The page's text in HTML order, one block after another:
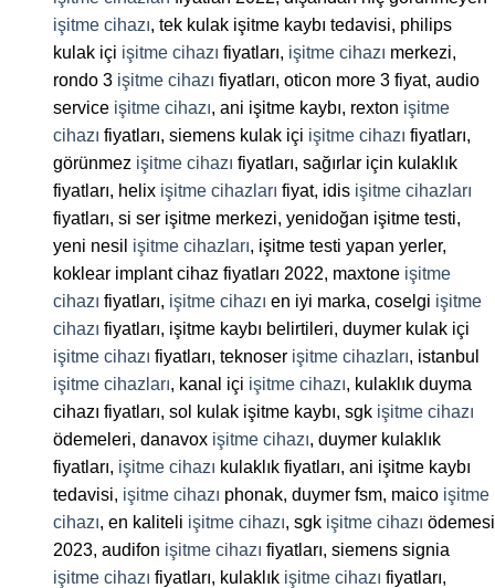
işitme cihazı, tek kulak işitme kaybı tedavisi, philips
kulak içi işitme cihazı fiyatları, işitme cihazı merkezi,
rondo 3 işitme cihazı fiyatları, oticon more 3 fiyat, audio
service işitme cihazı, ani işitme kaybı, rexton işitme
cihazı fiyatları, siemens kulak içi işitme cihazı fiyatları,
görünmez işitme cihazı fiyatları, sağırlar için kulaklık
fiyatları, helix işitme cihazları fiyat, idis işitme cihazları
fiyatları, si ser işitme merkezi, yenidoğan işitme testi,
yeni nesil işitme cihazları, işitme testi yapan yerler,
koklear implant cihaz fiyatları 2022, maxtone işitme
cihazı fiyatları, işitme cihazı en iyi marka, coselgi işitme
cihazı fiyatları, işitme kaybı belirtileri, duymer kulak içi
işitme cihazı fiyatları, teknoser işitme cihazları, istanbul
işitme cihazları, kanal içi işitme cihazı, kulaklık duyma
cihazı fiyatları, sol kulak işitme kaybı, sgk işitme cihazı
ödemeleri, danavox işitme cihazı, duymer kulaklık
fiyatları, işitme cihazı kulaklık fiyatları, ani işitme kaybı
tedavisi, işitme cihazı phonak, duymer fsm, maico işitme
cihazı, en kaliteli işitme cihazı, sgk işitme cihazı ödemesi
2023, audifon işitme cihazı fiyatları, siemens signia
işitme cihazı fiyatları, kulaklık işitme cihazı fiyatları,